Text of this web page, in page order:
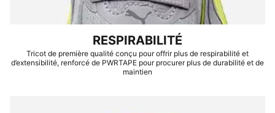
RESPIRABILITÉ
Tricot de première qualité conçu pour offrir plus de respirabilité et
d’extensibilité, renforcé de PWRTAPE pour procurer plus de durabilité et de
maintien